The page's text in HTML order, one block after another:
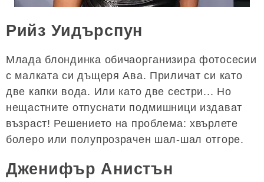
Рийз Уидърспун
Млада блондинка обичаорганизира фотосесии
с малката си дъщеря Ава. Приличат си като
две капки вода. Или като две сестри... Но
нещастните отпуснати подмишници издават
възраст! Решението на проблема: хвърлете
болеро или полупрозрачен шал-шал отгоре.
Дженифър Анистън